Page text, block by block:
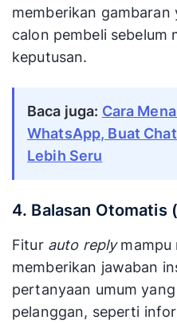
memberikan
calon pembeli sebelum
keputusan.
Baca juga: Cara
WhatsApp, Buat
Lebih Seru
4. Balasan Otomatis
Fitur auto replymampu
memberikan jawaban
pertanyaan umum
pelanggan, seperti